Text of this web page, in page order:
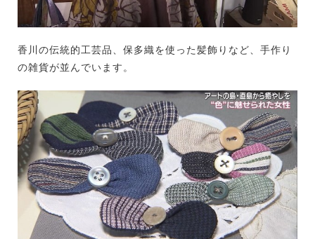
香川の伝統的工芸品、保多織を使った髪飾りなど、手作り
の雑貨が並んでいます。